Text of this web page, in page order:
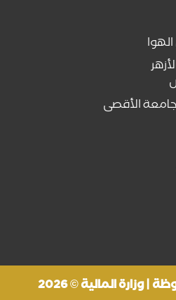
جامعة الأقصى
المالية © 2026